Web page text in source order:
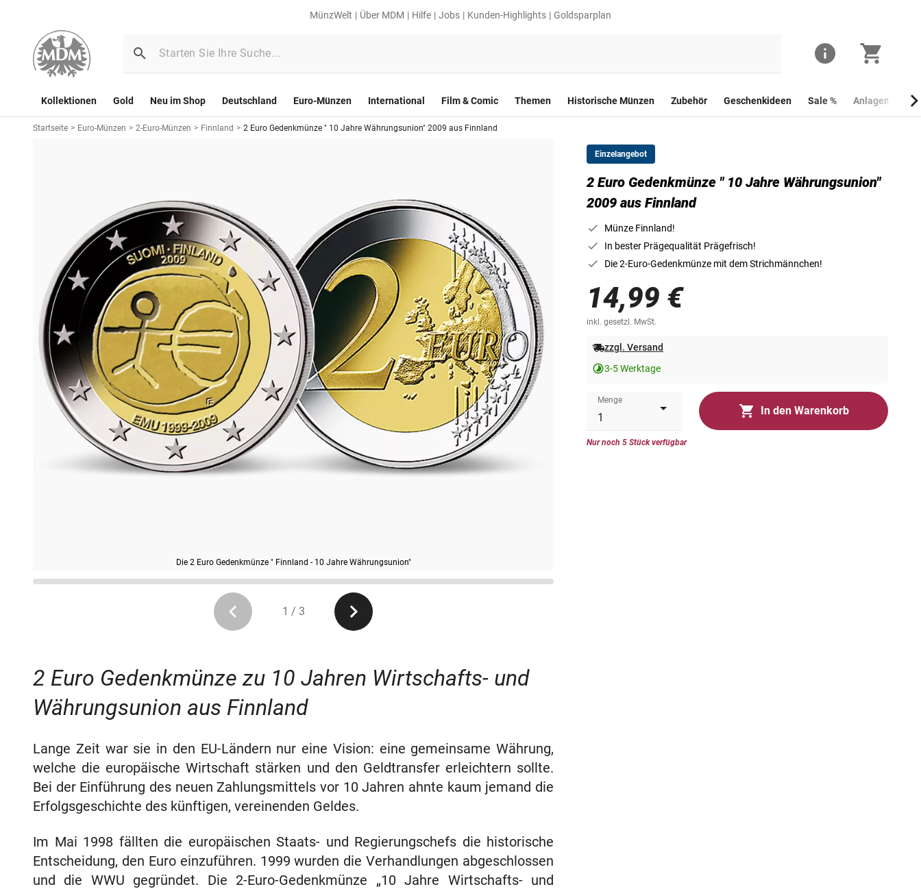
MünzWelt Über MDM Hilfe Jobs Kunden-Highlights Goldsparplan
Kollektionen Gold Neu im Shop Deutschland Euro-Münzen International Film & Comic Themen Historische Münzen Zubehör Geschenkideen Sale % Anlagemünzen
Startseite > Euro-Münzen > 2-Euro-Münzen > Finnland > 2 Euro Gedenkmünze " 10 Jahre Währungsunion" 2009 aus Finnland
Die 2 Euro Gedenkmünze " Finnland - 10 Jahre Währungsunion"
Die Vorderseite der 2 Euro Gedenkmünze " Finnland - 10 Jahre
1 / 3
Einzelangebot
2 Euro Gedenkmünze " 10 Jahre Währungsunion"
2009 aus Finnland
Münze Finnland!
In bester Prägequalität Prägefrisch!
Die 2-Euro-Gedenkmünze mit dem Strichmännchen!
14,99 €
inkl. gesetzl. MwSt.
zzgl. Versand
3-5 Werktage
Menge
In den Warenkorb
Nur noch 5 Stück verfügbar
2 Euro Gedenkmünze zu 10 Jahren Wirtschafts- und
Währungsunion aus Finnland
Lange Zeit war sie in den EU-Ländern nur eine Vision: eine gemeinsame Währung,
welche die europäische Wirtschaft stärken und den Geldtransfer erleichtern sollte.
Bei der Einführung des neuen Zahlungsmittels vor 10 Jahren ahnte kaum jemand die
Erfolgsgeschichte des künftigen, vereinenden Geldes.
Im Mai 1998 fällten die europäischen Staats- und Regierungschefs die historische
Entscheidung, den Euro einzuführen. 1999 wurden die Verhandlungen abgeschlossen
und die WWU gegründet. Die 2-Euro-Gedenkmünze „10 Jahre Wirtschafts- und